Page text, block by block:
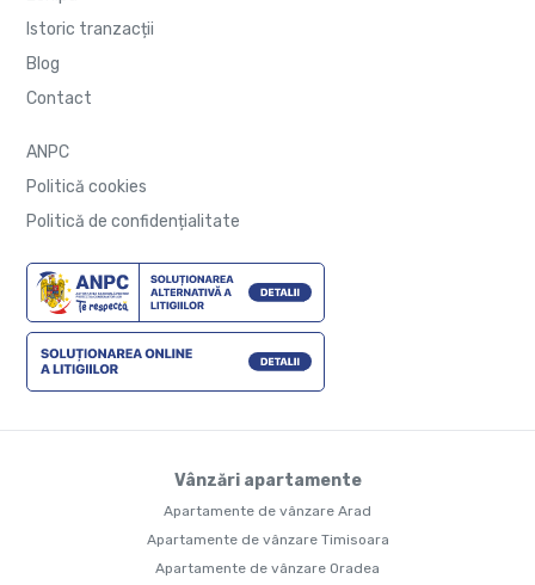
Istoric tranzacții
Blog
Contact
ANPC
Politică cookies
Politică de confidențialitate
Vânzări apartamente
Apartamente de vânzare Arad
Apartamente de vânzare Timisoara
Apartamente de vânzare Oradea